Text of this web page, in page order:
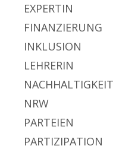
EXPERTIN
FINANZIERUNG
INKLUSION
LEHRERIN
NACHHALTIGKEIT
NRW
PARTEIEN
PARTIZIPATION